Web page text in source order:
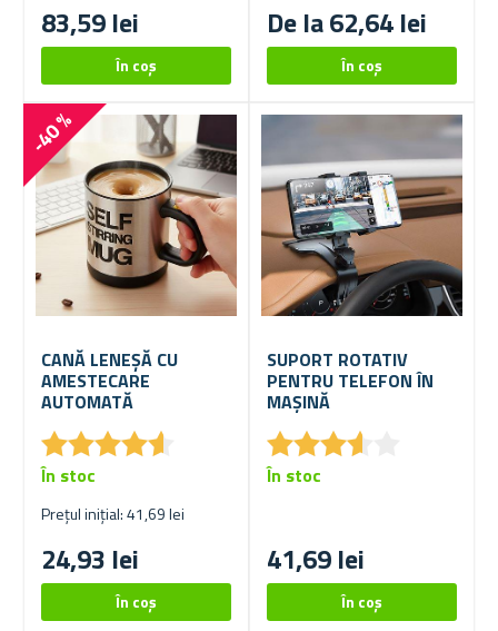
83,59 lei De la 62,64 lei
-40 %
CANĂ LENEȘĂ CU
AMESTECARE
AUTOMATĂ
★★★★★
★★★★★
Prețul inițial: 41,69 lei
24,93 lei
În stoc
SUPORT ROTATIV
PENTRU TELEFON ÎN
MAȘINĂ
★★★★
★★★★
41,69 lei
În stoc